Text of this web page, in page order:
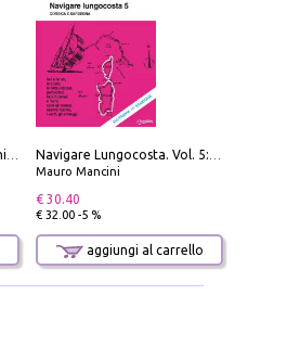
Mauro Mancini
€ 30.40
€ 32.00 -5 %
aggiungi al carrello